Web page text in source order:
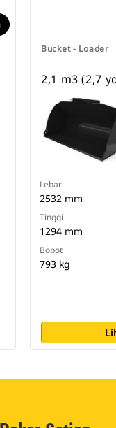
Bucket - Loader
2,1 m3 (2,7
Lebar
2532 mm
Tinggi
1294 mm
Bobot
793 kg